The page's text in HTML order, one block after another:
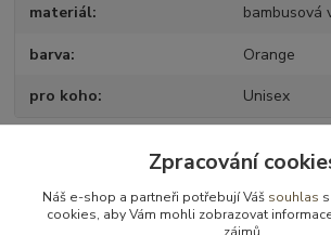
materiál bambusová
barva Orange
pro koho Unisex
Zboží zařazeno v kategoriích
Přebalování
Zpracování
Náš e-shop a partneři potřebují Váš souhlas
cookies, aby Vám mohli zobrazovat